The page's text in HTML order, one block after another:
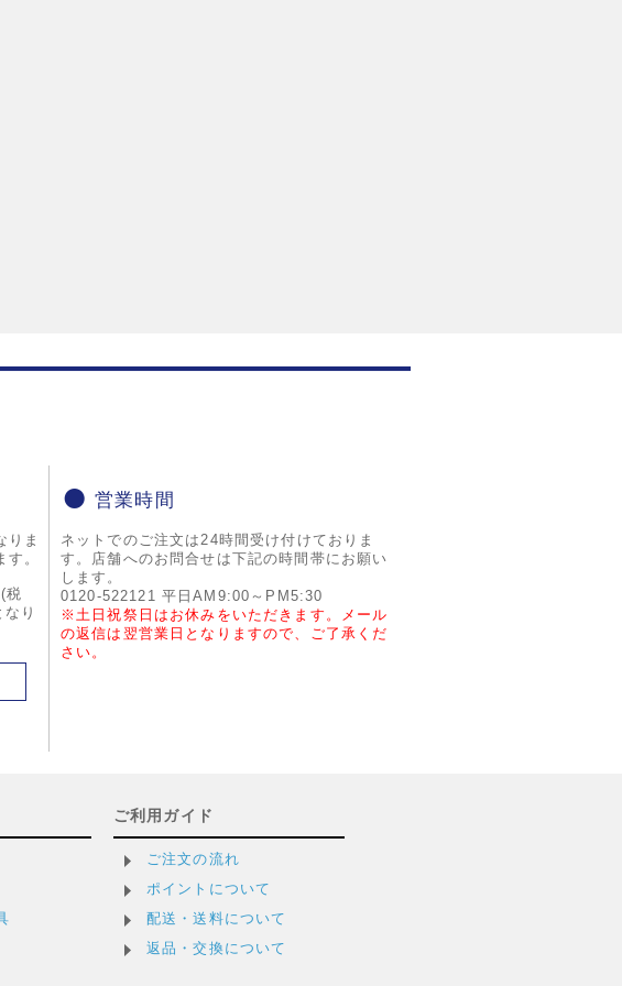
りま
。
税
り
営業時間
ネットでのご注文は24時間受け付けておりま
す。店舗へのお問合せは下記の時間帯にお願い
します。
0120-522121 平日AM9:00～PM5:30
※土日祝祭日はお休みをいただきます。メール
の返信は翌営業日となりますので、ご了承くだ
さい。
ご利用ガイド
ご注文の流れ
ポイントについて
配送・送料について
返品・交換について